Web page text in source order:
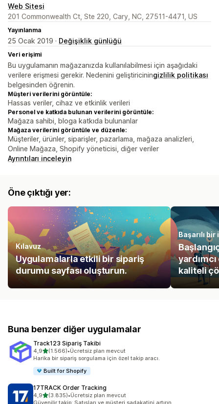
Web Sitesi
201 Commonwealth Ct, Ste 220, Cary, NC, 27511-4471, US
Yayınlanma
25 Ocak 2019 · Değişiklik günlüğü
Veri erişimi
Bu uygulamanın mağazanızda kullanılabilmesi için aşağıdaki
verilere erişmesi gerekir. Nedenini geliştiriciningizlilik politikası
belgesinden öğrenin.
Müşteri verilerini görüntüle:
Hassas veriler, cihaz ve etkinlik verileri
Personel ve katkıda bulunan verilerini görüntüle:
Mağaza sahibi, bloga katkıda bulunanlar
Mağaza verilerini görüntüle ve düzenle:
Müşteriler, ürünler, siparişler, pazarlama, mağaza analizleri,
Online Mağaza, Shopify yöneticisi, diğer veriler
Ayrıntıları inceleyin
Öne çıktığı yer:
Kılavuz
Uygulamalarla etkili bir sipariş
durumu sayfası oluşturun.
Başarılı
kaliteli
Buna benzer diğer uygulamalar
Track123 Sipariş Takibi
4,95 yıldız üzerinden
(1.566)
toplam 1566 değerlendirme
•Ücretsiz plan mevcut
Harika bir sipariş sorgulama için özel takip aracı.
Built for Shopify
17TRACK Order Tracking
4,95 yıldız üzerinden
(3.835)
toplam 3835 değerlendirme
•Ücretsiz plan mevcut